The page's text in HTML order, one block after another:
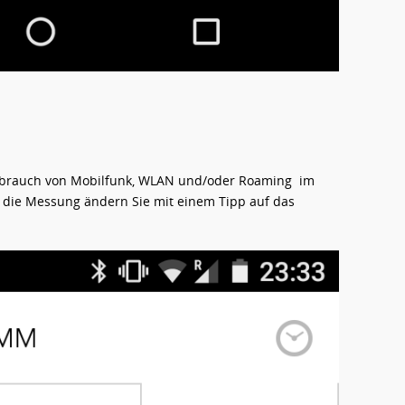
von Mobilfunk, WLAN und/oder Roaming im
Messung ändern Sie mit einem Tipp auf das